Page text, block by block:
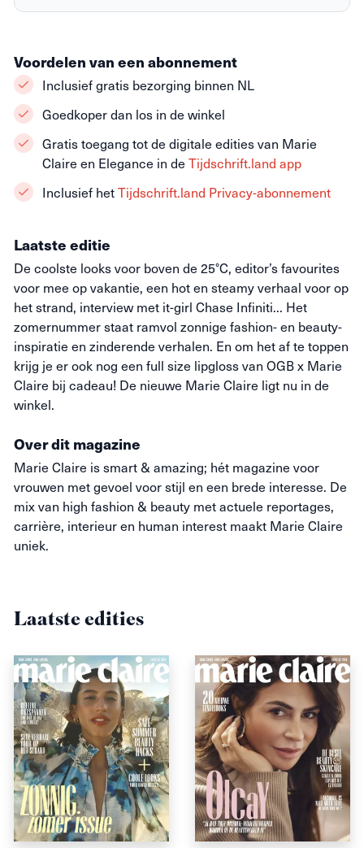
Laatste editie
De coolste looks voor boven de 25°C, editor’s favourites
voor mee op vakantie, een hot en steamy verhaal voor op
het strand, interview met it-girl Chase Infiniti... Het
zomernummer staat ramvol zonnige fashion- en beauty-
inspiratie en zinderende verhalen. En om het af te toppen
krijg je er ook nog een full size lipgloss van OGB x Marie
Claire bij cadeau! De nieuwe Marie Claire ligt nu in de
winkel.
Over dit magazine
Marie Claire is smart &amazing; hét magazine voor
vrouwen met gevoel voor stijl en een brede interesse. De
mix van high fashion & beauty met actuele reportages,
carrière, interieur en human interest maakt Marie Claire
uniek.
Voordelen van een abonnement
Inclusief gratis bezorging binnen NL
Goedkoper dan los in de winkel
Gratis toegang tot de digitale edities van Marie
Claire en Elegance in de Tijdschrift.land app
Inclusief hetTijdschrift.land Privacy-abonnement
Laatste edities